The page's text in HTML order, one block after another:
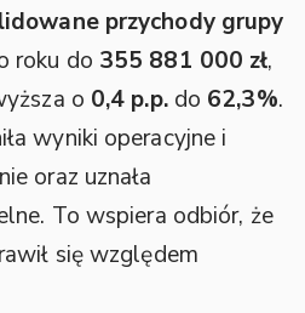
przychody grupy
roku do 355 881 000 zł,
o 0,4 p.p.do 62,3%.
wyniki operacyjne i
oraz uznała
To wspiera odbiór, że
się względem